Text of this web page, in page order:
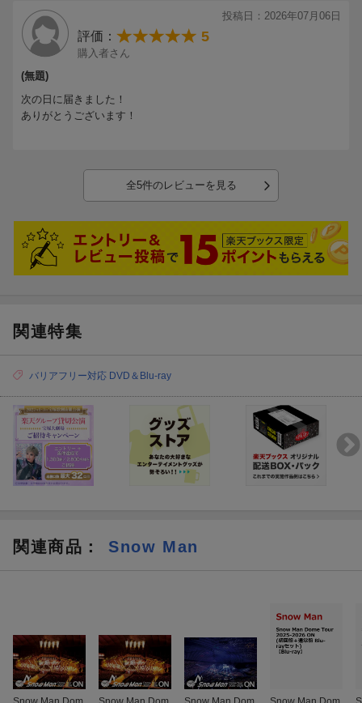
HELLO HELLO
ナミダの海を越えて行け
・マルチアングル映像 (Miss Brand-New Friday Night / 約束は君と
/ BOOST)
・MCダイジェスト集
投稿日：2026年07月06日
評価： 5
購入者さん
(無題)
次の日に届きました！
ありがとうございます！
全5件のレビューを見る
関連特集
バリアフリー対応 DVD＆Blu-ray
関連商品 ： Snow Man